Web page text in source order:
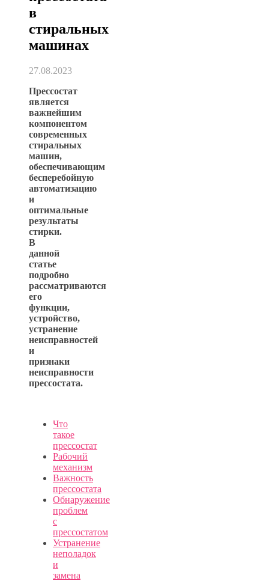
в
стиральных
машинах
27.08.2023
Прессостат
является
важнейшим
компонентом
современных
стиральных
машин,
обеспечивающим
бесперебойную
автоматизацию
и
оптимальные
результаты
стирки.
В
данной
статье
подробно
рассматриваются
его
функции,
устройство,
устранение
неисправностей
и
признаки
неисправности
прессостата.
Что
такое
прессостат
Рабочий
механизм
Важность
прессостата
Обнаружение
проблем
с
прессостатом
Устранение
неполадок
и
замена